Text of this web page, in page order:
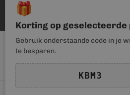
🎁
Korting op geselecteerde
Gebruik onderstaande code in je
te besparen.
KBM3